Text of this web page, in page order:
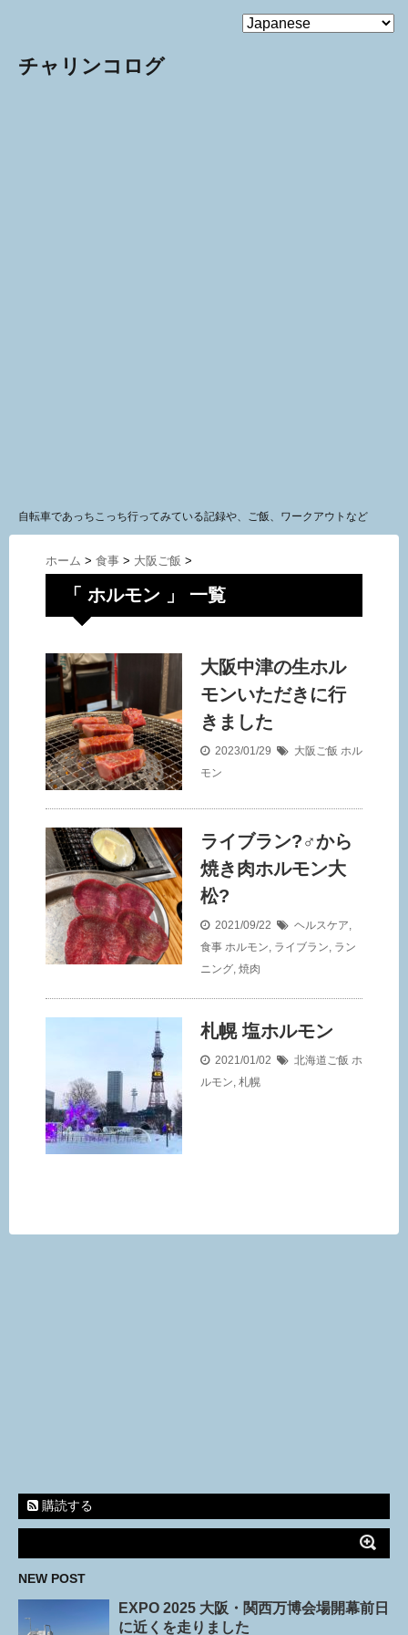
MENU
チャリンコログ
自転車であっちこっち行ってみている記録や、ご飯、ワークアウトなど
ホーム > 食事 > 大阪ご飯 >
「 ホルモン 」 一覧
大阪中津の生ホル
モンいただきに行
きました
2023/01/29 大阪ご飯 ホル
モン
ライブラン?‍♂️から
焼き肉ホルモン大
松?
2021/09/22 ヘルスケア,
食事 ホルモン, ライブラン, ラン
ニング, 焼肉
札幌 塩ホルモン
2021/01/02 北海道ご飯 ホ
ルモン, 札幌
購読する
NEW POST
EXPO 2025 大阪・関西万博会場開幕前日
に近くを走りました